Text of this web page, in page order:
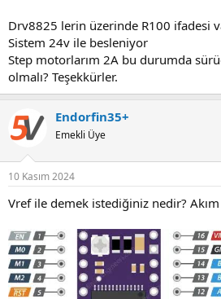
Drv8825 lerin üzerinde R100 ifadesi
Sistem 24v ile besleniyor
Step motorlarım 2A bu durumda
olmalı? Teşekkürler.
Endorfin35+
Emekli Üye
10 Kasım 2024
Vref ile demek istediğiniz nedir?